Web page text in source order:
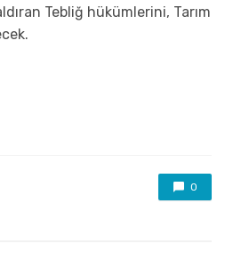
Tebliğ hükümlerini, Tarım
0